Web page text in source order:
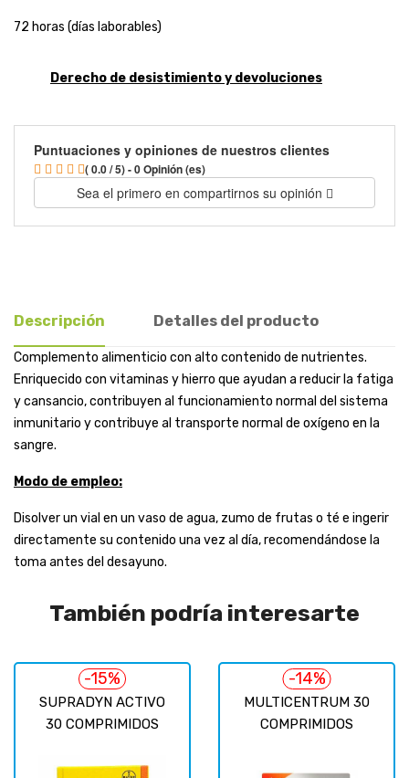
72 horas (días laborables)
Derecho de desistimiento y devoluciones
Puntuaciones y opiniones de nuestros clientes
( 0.0 / 5) - 0 Opinión (es)
Sea el primero en compartirnos su opinión
Descripción Detalles del producto
Complemento alimenticio con alto contenido de nutrientes.
Enriquecido con vitaminas y hierro que ayudan a reducir la fatiga
y cansancio, contribuyen al funcionamiento normal del sistema
inmunitario y contribuye al transporte normal de oxígeno en la
sangre.
Modo de empleo:
Disolver un vial en un vaso de agua, zumo de frutas o té e ingerir
directamente su contenido una vez al día, recomendándose la
toma antes del desayuno.
También podría interesarte
SUPRADYN ACTIVO
30 COMPRIMIDOS
-15%
MULTICENTRUM 30
COMPRIMIDOS
-14%